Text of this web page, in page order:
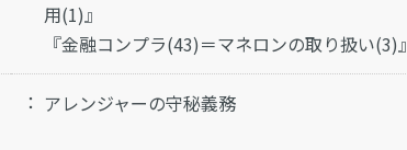
用(1)』
『金融コンプラ(43)＝マネロンの取り扱い(3)』
アレンジャーの守秘義務